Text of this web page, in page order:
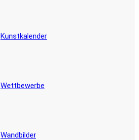
Kunstkalender
Wettbewerbe
Wandbilder